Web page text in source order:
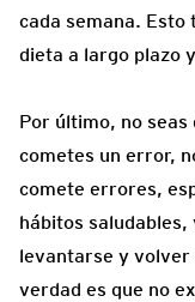
cada semana. Esto
dieta a largo plazo
Por último, no
cometes un error,
comete errores,
hábitos saludables,
levantarse y volver
verdad es que no